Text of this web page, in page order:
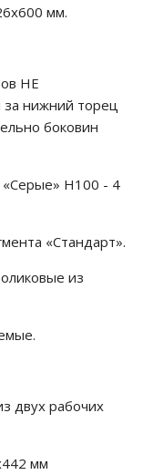
мм.
НЕ
за нижний торец
боковин
Н100 - 4
«Стандарт».
из
двух рабочих
мм